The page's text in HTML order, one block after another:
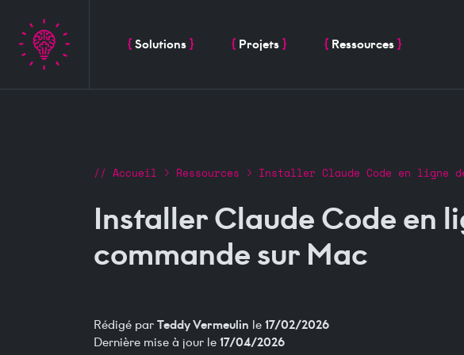
Solutions Projets Ressources
Fil d'Ariane
Accueil Ressources Installer Claude Code en ligne de
Installer Claude Code en
commande sur Mac
Rédigé par Teddy Vermeulin le 17/02/2026
Dernière mise à jour le 17/04/2026